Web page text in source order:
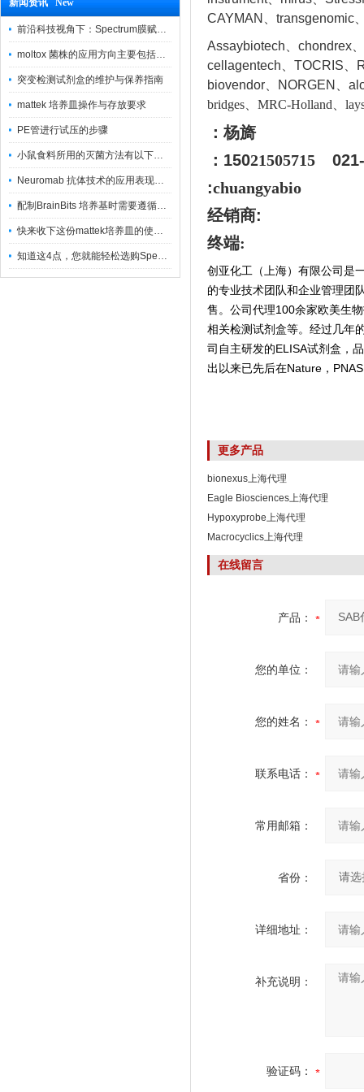
新闻资讯 New
前沿科技视角下：Spectrum膜赋能精密制造
moltox 菌株的应用方向主要包括以下几个方面
突变检测试剂盒的维护与保养指南
mattek 培养皿操作与存放要求
PE管进行试压的步骤
小鼠食料所用的灭菌方法有以下三种
Neuromab 抗体技术的应用表现在这几方面
配制BrainBits 培养基时需要遵循的原则
快来收下这份mattek培养皿的使用指南
知道这4点，您就能轻松选购Spectrum 膜
CAYMAN、transgenomic
Assaybiotech、chondrex
cellagentech、TOCRIS、
biovendor、NORGEN、a
bridges、MRC-Holland、
：杨旖
：15021505715
021-
:chuangyabio
经销商:
终端:
创亚化工（上海）有限公司是
的专业技术团队和企业管理团
售。公司代理100余家欧美生
相关检测试剂盒等。经过几年
司自主研发的ELISA试剂盒，
出以来已先后在Nature，
更多产品
bionexus上海代理
Eagle Biosciences上海代理
Hypoxyprobe上海代理
Macrocyclics上海代理
在线留言
产品：
您的单位：
您的姓名：
联系电话：
常用邮箱：
省份：
详细地址：
补充说明：
验证码：